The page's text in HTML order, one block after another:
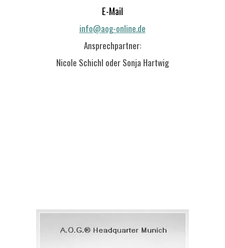
E-Mail
info@aog-online.de
Ansprechpartner:
Nicole Schichl oder Sonja Hartwig